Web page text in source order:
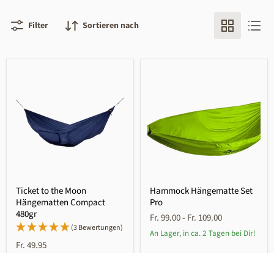
Filter Sortieren nach
Ticket to the Moon
Hängematten Compact
480gr
(3 Bewertungen)
Fr. 49.95
Hammock Hängematte Set
Pro
Fr. 99.00- Fr. 109.00
An Lager, in ca. 2 Tagen bei Dir!